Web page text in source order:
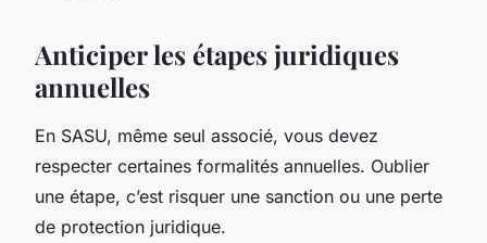
Anticiper les étapes juridiques
annuelles
En SASU, même seul associé, vous devez
respecter certaines formalités annuelles. Oublier
une étape, c’est risquer une sanction ou une perte
de protection juridique.